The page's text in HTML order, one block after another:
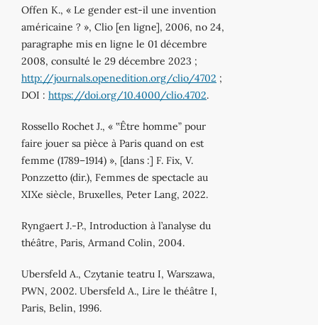
Offen K., « Le gender est-il une invention
américaine ? », Clio [en ligne], 2006, no 24,
paragraphe mis en ligne le 01 décembre
2008, consulté le 29 décembre 2023 ;
http://journals.openedition.org/clio/4702 ;
DOI : https://doi.org/10.4000/clio.4702.
Rossello Rochet J., « ‟Être homme” pour
faire jouer sa pièce à Paris quand on est
femme (1789–1914) », [dans :] F. Fix, V.
Ponzzetto (dir.), Femmes de spectacle au
XIXe siècle, Bruxelles, Peter Lang, 2022.
Ryngaert J.-P., Introduction à l’analyse du
théâtre, Paris, Armand Colin, 2004.
Ubersfeld A., Czytanie teatru I, Warszawa,
PWN, 2002. Ubersfeld A., Lire le théâtre I,
Paris, Belin, 1996.